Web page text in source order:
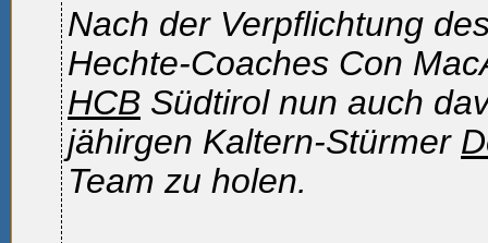
Nach der Verpflichtung
Hechte-Coaches Con
HCB Südtirol nun auch
jähirgen Kaltern-Stürmer
Team zu holen.